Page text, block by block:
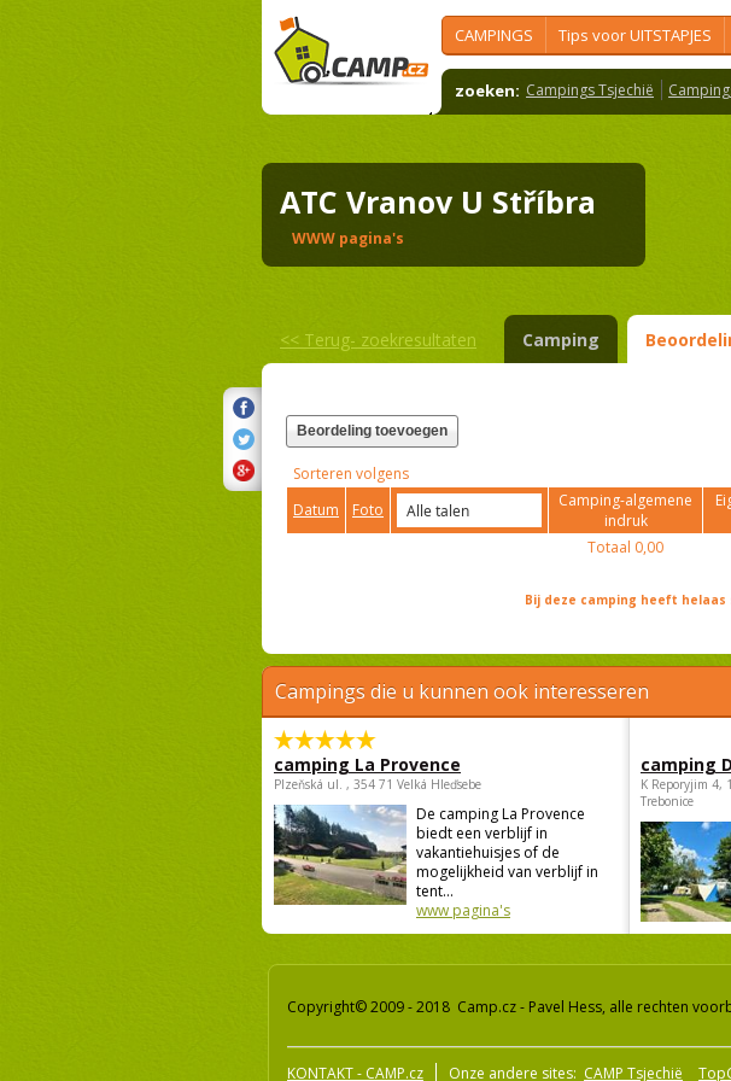
CAMPINGS Tips voor UITSTAPJES
zoeken: Campings Tsjechië
ATC Vranov U Stříbra
WWW pagina's
<< Terug- zoekresultaten Camping
Beordeling toevoegen
Sorteren volgens
Datum
Foto
Camping-algemene
indruk
Totaal 0,00
Bij deze camping heeft
Campings die u kunnen ook interesseren
camping La Provence
Plzeňská ul. , 354 71 Velká Hleďsebe
De camping La Provence
biedt een verblijf in
vakantiehuisjes of de
mogelijkheid van verblijf in
tent...
www pagina's
camping
K Reporyjim 4,
Trebonice
Copyright© 2009 - 2018 Camp.cz - Pavel Hess, alle rechten
KONTAKT - CAMP.cz Onze andere sites: CAMP Tsjechië